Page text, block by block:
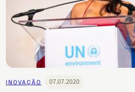
INOVAÇÃO 07.07.2020